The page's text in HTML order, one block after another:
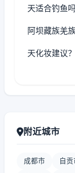
天适合钓鱼吗
阿坝藏族羌
天化妆建议？
附近城市
成都市 自贡